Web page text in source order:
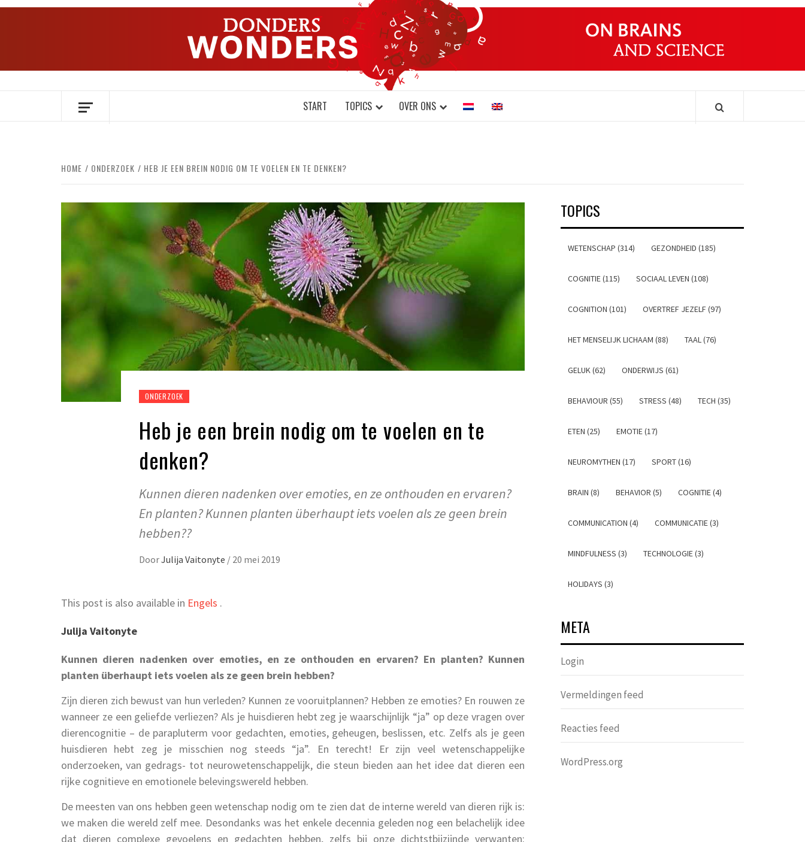
Ga
DONDERS WONDERS
OVER HERSENEN EN WETENSCHAP // ON BRAINS AND SCIENCE
START TOPICS OVER ONS
HOME ONDERZOEK HEB JE EEN BREIN NODIG OM TE VOELEN EN TE DENKEN?
ONDERZOEK
Heb je een brein nodig om te voelen en te
denken?
Kunnen dieren nadenken over emoties, en ze onthouden en ervaren?
En planten? Kunnen planten überhaupt iets voelen als ze geen brein
hebben??
DoorJulija Vaitonyte / 20 mei 2019
This post is also available in Engels .
Julija Vaitonyte
Kunnen dieren nadenken over emoties, en ze onthouden en ervaren? En planten? Kunnen
planten überhaupt iets voelen als ze geen brein hebben?
Zijn dieren zich bewust van hun verleden? Kunnen ze vooruitplannen? Hebben ze emoties? En rouwen ze
wanneer ze een geliefde verliezen? Als je huisdieren hebt zeg je waarschijnlijk “ja” op deze vragen over
dierencognitie – de parapluterm voor gedachten, emoties, geheugen, beslissen, etc. Zelfs als je geen
huisdieren hebt zeg je misschien nog steeds “ja”. En terecht! Er zijn veel wetenschappelijke
onderzoeken, van gedrags- tot neurowetenschappelijk, die steun bieden aan het idee dat dieren een
rijke cognitieve en emotionele belevingswereld hebben.
De meesten van ons hebben geen wetenschap nodig om te zien dat de interne wereld van dieren rijk is:
we maken die wereld zelf mee. Desondanks was het enkele decennia geleden nog een belachelijk idee
dat dieren complexe gevoelens en gedachten hebben, zelfs bij onze dichtstbijzijnde verwanten:
TOPICS
WETENSCHAP (314) GEZONDHEID (185)
COGNITIE (115) SOCIAAL LEVEN (108)
COGNITION (101) OVERTREF JEZELF (97)
HET MENSELIJK LICHAAM (88) TAAL (76)
GELUK (62) ONDERWIJS (61)
BEHAVIOUR (55) STRESS (48) TECH (35)
ETEN (25) EMOTIE (17)
NEUROMYTHEN (17) SPORT (16)
BRAIN (8) BEHAVIOR (5) COGNITIE (4)
COMMUNICATION (4) COMMUNICATIE (3)
MINDFULNESS (3) TECHNOLOGIE (3)
HOLIDAYS (3)
META
Login
Vermeldingen feed
Reacties feed
WordPress.org